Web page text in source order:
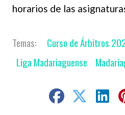
horarios de las
Curso de Árbitros
Liga Madariaguense